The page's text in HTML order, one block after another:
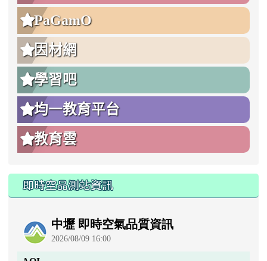
PaGamO
因材網
學習吧
均一教育平台
教育雲
即時空品測站資訊